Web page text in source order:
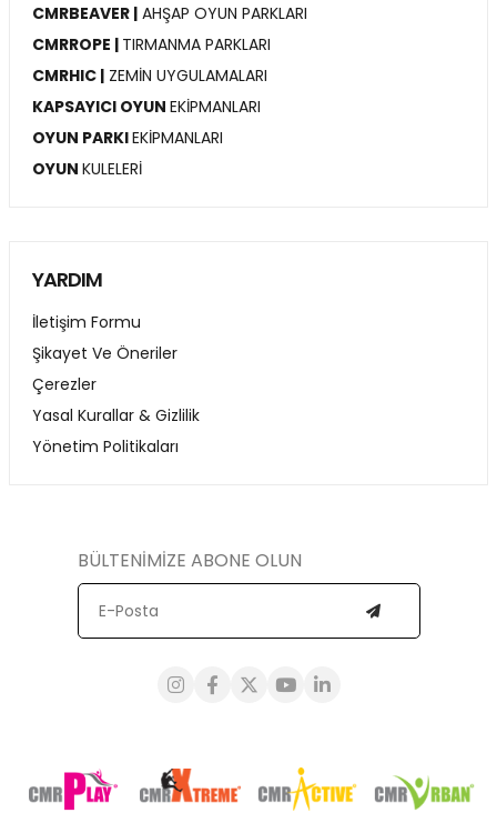
CMRBEAVER | AHŞAP OYUN PARKLARI
CMRROPE | TIRMANMA PARKLARI
CMRHIC | ZEMİN UYGULAMALARI
KAPSAYICI OYUN EKİPMANLARI
OYUN PARKIEKİPMANLARI
OYUN KULELERİ
YARDIM
İletişim Formu
Şikayet Ve Öneriler
Çerezler
Yasal Kurallar & Gizlilik
Yönetim Politikaları
BÜLTENİMİZE ABONE OLUN